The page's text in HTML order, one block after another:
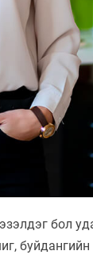
бол
буйдангийн